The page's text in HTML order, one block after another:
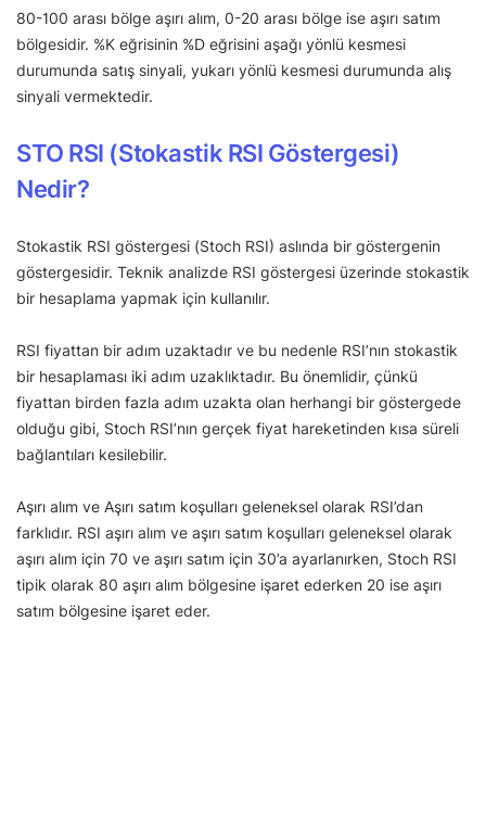
80-100 arası bölge aşırı alım, 0-20 arası bölge ise aşırı satım
bölgesidir. %K eğrisinin %D eğrisini aşağı yönlü kesmesi
durumunda satış sinyali, yukarı yönlü kesmesi durumunda alış
sinyali vermektedir.
STO RSI (Stokastik RSI Göstergesi)
Nedir?
Stokastik RSI göstergesi (Stoch RSI) aslında bir göstergenin
göstergesidir. Teknik analizde RSI göstergesi üzerinde stokastik
bir hesaplama yapmak için kullanılır.
RSI fiyattan bir adım uzaktadır ve bu nedenle RSI’nın stokastik
bir hesaplaması iki adım uzaklıktadır. Bu önemlidir, çünkü
fiyattan birden fazla adım uzakta olan herhangi bir göstergede
olduğu gibi, Stoch RSI’nın gerçek fiyat hareketinden kısa süreli
bağlantıları kesilebilir.
Aşırı alım ve Aşırı satım koşulları geleneksel olarak RSI’dan
farklıdır. RSI aşırı alım ve aşırı satım koşulları geleneksel olarak
aşırı alım için 70 ve aşırı satım için 30’a ayarlanırken, Stoch RSI
tipik olarak 80 aşırı alım bölgesine işaret ederken 20 ise aşırı
satım bölgesine işaret eder.